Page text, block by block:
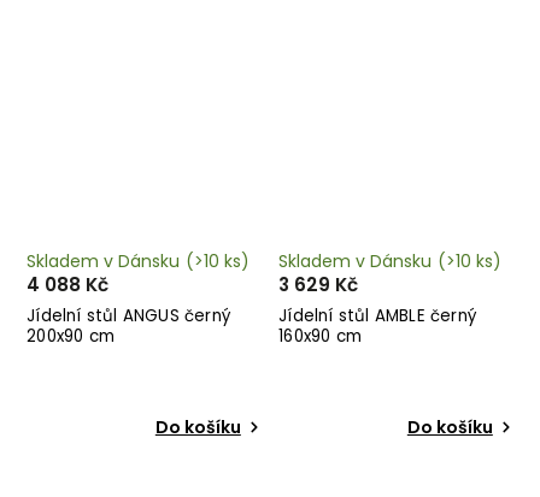
Jídelní stůl ANGUS černý
200x90 cm
Skladem v Dánsku (>10 ks)
4 088 Kč
Do košíku
Jídelní stůl AMBLE černý
160x90 cm
Skladem v Dánsku (>10 ks)
3 629 Kč
Do košíku